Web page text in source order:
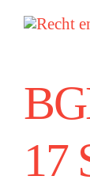
Zum
Inhalt
17